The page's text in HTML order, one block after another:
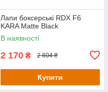
Лапи боксерські RDX F6
KARA Matte Black
В наявності
2 170 ₴ 2 604 ₴
Купити